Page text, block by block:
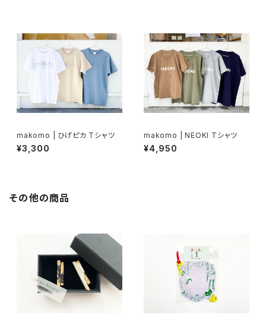
makomo | ひげピカ Tシャツ
¥3,300
makomo | NEOKI Tシャツ
¥4,950
その他の商品